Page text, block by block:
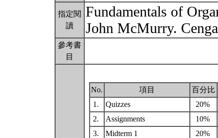
指定閱
讀
Fundamentals of
John McMurry.
參考書
目
No. 項目
百分比
1.
Quizzes
20%
2.
Assignments
10%
3.
Midterm 1
20%